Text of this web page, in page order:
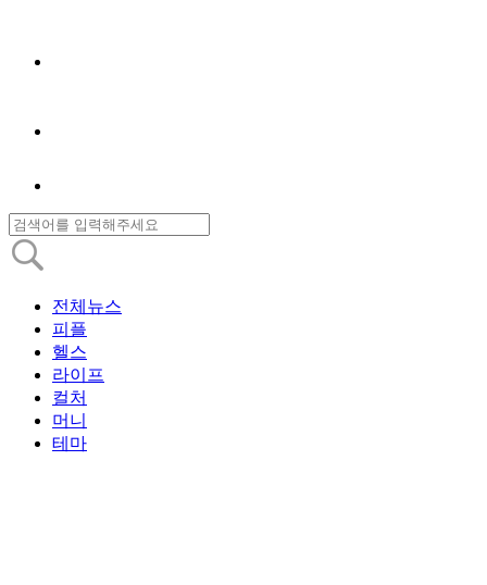
전체뉴스
피플
헬스
라이프
컬처
머니
테마